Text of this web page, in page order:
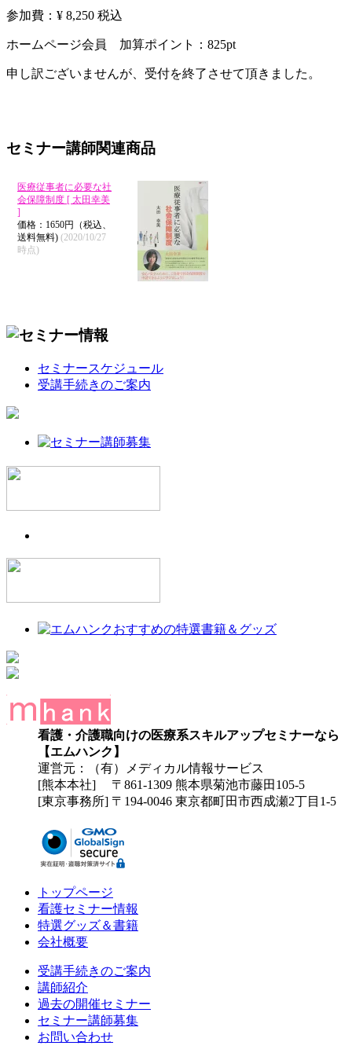
参加費：¥ 8,250 税込
ホームページ会員 加算ポイント： 825pt
申し訳ございませんが、受付を終了させて頂きました。
セミナー講師関連商品
医療従事者に必要な社
会保障制度 [ 太田幸美
]
価格：1650円（税込、
送料無料) (2020/10/27
時点)
セミナースケジュール
受講手続きのご案内
看護・介護職向けの医療系スキルアップセミナーなら
【エムハンク】
運営元：（有）メディカル情報サービス
[熊本本社] 〒861-1309 熊本県菊池市藤田105-5
[東京事務所] 〒194-0046 東京都町田市西成瀬2丁目1-5
トップページ
看護セミナー情報
特選グッズ＆書籍
会社概要
受講手続きのご案内
講師紹介
過去の開催セミナー
セミナー講師募集
お問い合わせ